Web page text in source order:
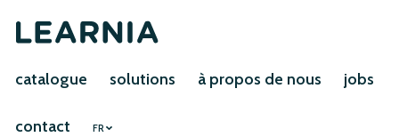
catalogue solutions à propos de nous jobs
contact FR